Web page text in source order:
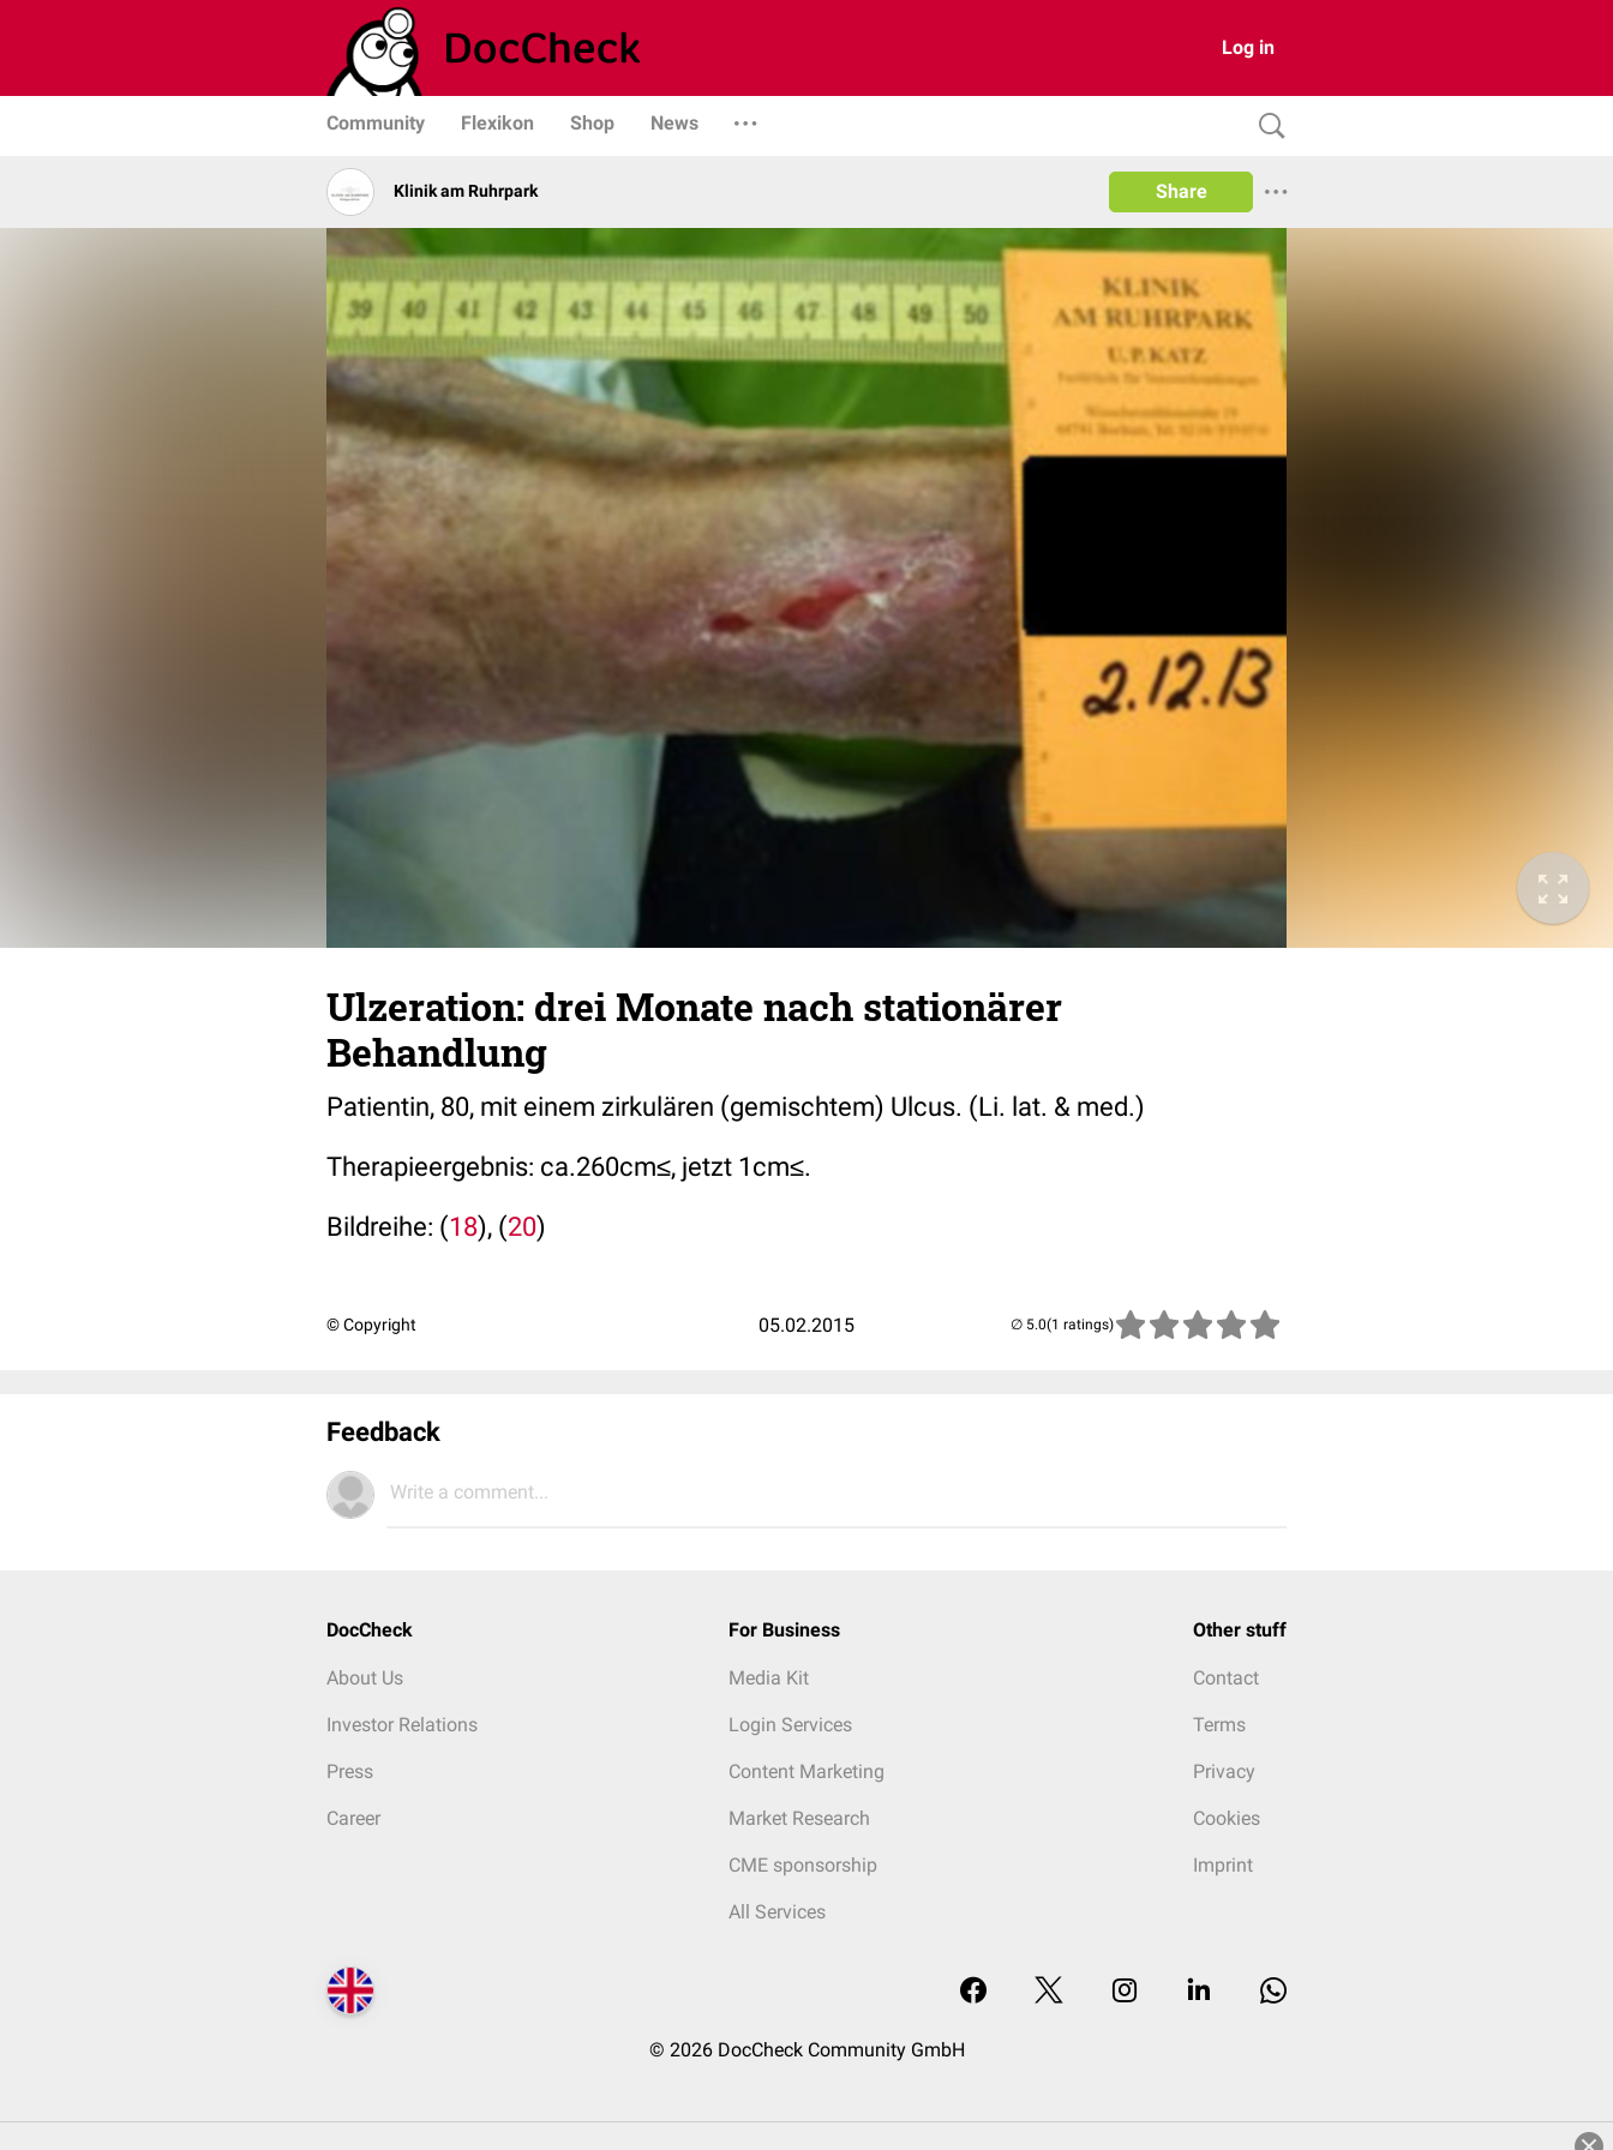
Log in
Community Flexikon Shop News
Klinik am Ruhrpark Share
Ulzeration: drei Monate nach stationärer
Behandlung
Patientin, 80, mit einem zirkulären (gemischtem) Ulcus. (Li. lat. & med.)
Therapieergebnis: ca.260cm≤, jetzt 1cm≤.
Bildreihe: (18), (20)
© Copyright 05.02.2015 (1 ratings)
Feedback
Write a comment...
DocCheck
About Us
Investor Relations
Press
Career
For Business
Media Kit
Login Services
Content Marketing
Market Research
CME sponsorship
All Services
Other stuff
Contact
Terms
Privacy
Cookies
Imprint
© 2026 DocCheck Community GmbH